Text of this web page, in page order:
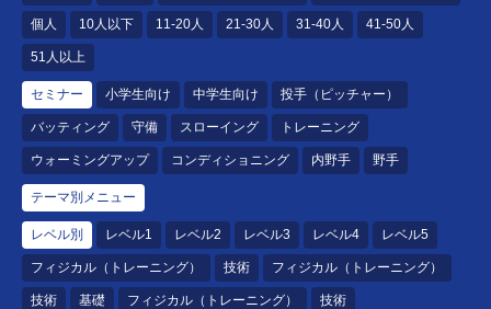
個人 10人以下 11-20人 21-30人 31-40人 41-50人
51人以上
セミナー 小学生向け 中学生向け 投手（ピッチャー）
バッティング 守備 スローイング トレーニング
ウォーミングアップ コンディショニング 内野手 野手
テーマ別メニュー
レベル別 レベル1 レベル2 レベル3 レベル4 レベル5
フィジカル（トレーニング） 技術 フィジカル（トレーニング）
技術 基礎 フィジカル（トレーニング） 技術